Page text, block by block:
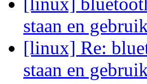
staan en
[linux] Re:
staan en